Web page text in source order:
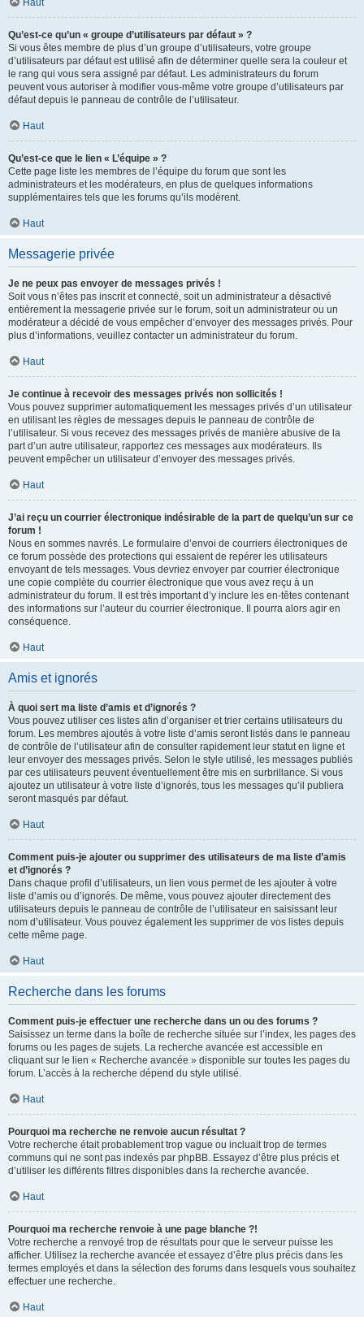
Haut
Qu’est-ce qu’un « groupe d’utilisateurs par défaut » ?
Si vous êtes membre de plus d’un groupe d’utilisateurs, votre groupe
d’utilisateurs par défaut est utilisé afin de déterminer quelle sera la couleur et
le rang qui vous sera assigné par défaut. Les administrateurs du forum
peuvent vous autoriser à modifier vous-même votre groupe d’utilisateurs par
défaut depuis le panneau de contrôle de l’utilisateur.
Haut
Qu’est-ce que le lien « L’équipe » ?
Cette page liste les membres de l’équipe du forum que sont les
administrateurs et les modérateurs, en plus de quelques informations
supplémentaires tels que les forums qu’ils modèrent.
Haut
Messagerie privée
Je ne peux pas envoyer de messages privés !
Soit vous n’êtes pas inscrit et connecté, soit un administrateur a désactivé
entièrement la messagerie privée sur le forum, soit un administrateur ou un
modérateur a décidé de vous empêcher d’envoyer des messages privés. Pour
plus d’informations, veuillez contacter un administrateur du forum.
Haut
Je continue à recevoir des messages privés non sollicités !
Vous pouvez supprimer automatiquement les messages privés d’un utilisateur
en utilisant les règles de messages depuis le panneau de contrôle de
l’utilisateur. Si vous recevez des messages privés de manière abusive de la
part d’un autre utilisateur, rapportez ces messages aux modérateurs. Ils
peuvent empêcher un utilisateur d’envoyer des messages privés.
Haut
J’ai reçu un courrier électronique indésirable de la part de quelqu’un sur ce
forum !
Nous en sommes navrés. Le formulaire d’envoi de courriers électroniques de
ce forum possède des protections qui essaient de repérer les utilisateurs
envoyant de tels messages. Vous devriez envoyer par courrier électronique
une copie complète du courrier électronique que vous avez reçu à un
administrateur du forum. Il est très important d’y inclure les en-têtes contenant
des informations sur l’auteur du courrier électronique. Il pourra alors agir en
conséquence.
Haut
Amis et ignorés
À quoi sert ma liste d’amis et d’ignorés ?
Vous pouvez utiliser ces listes afin d’organiser et trier certains utilisateurs du
forum. Les membres ajoutés à votre liste d’amis seront listés dans le panneau
de contrôle de l’utilisateur afin de consulter rapidement leur statut en ligne et
leur envoyer des messages privés. Selon le style utilisé, les messages publiés
par ces utilisateurs peuvent éventuellement être mis en surbrillance. Si vous
ajoutez un utilisateur à votre liste d’ignorés, tous les messages qu’il publiera
seront masqués par défaut.
Haut
Comment puis-je ajouter ou supprimer des utilisateurs de ma liste d’amis
et d’ignorés ?
Dans chaque profil d’utilisateurs, un lien vous permet de les ajouter à votre
liste d’amis ou d’ignorés. De même, vous pouvez ajouter directement des
utilisateurs depuis le panneau de contrôle de l’utilisateur en saisissant leur
nom d’utilisateur. Vous pouvez également les supprimer de vos listes depuis
cette même page.
Haut
Recherche dans les forums
Comment puis-je effectuer une recherche dans un ou des forums ?
Saisissez un terme dans la boîte de recherche située sur l’index, les pages des
forums ou les pages de sujets. La recherche avancée est accessible en
cliquant sur le lien « Recherche avancée » disponible sur toutes les pages du
forum. L’accès à la recherche dépend du style utilisé.
Haut
Pourquoi ma recherche ne renvoie aucun résultat ?
Votre recherche était probablement trop vague ou incluait trop de termes
communs qui ne sont pas indexés par phpBB. Essayez d’être plus précis et
d’utiliser les différents filtres disponibles dans la recherche avancée.
Haut
Pourquoi ma recherche renvoie à une page blanche ?!
Votre recherche a renvoyé trop de résultats pour que le serveur puisse les
afficher. Utilisez la recherche avancée et essayez d’être plus précis dans les
termes employés et dans la sélection des forums dans lesquels vous souhaitez
effectuer une recherche.
Haut